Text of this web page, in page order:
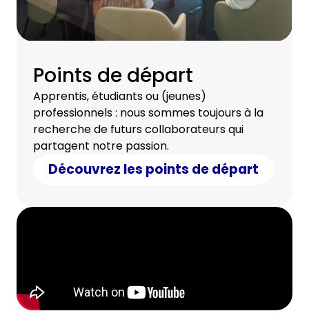
Points de départ
Apprentis, étudiants ou (jeunes)
professionnels : nous sommes toujours à la
recherche de futurs collaborateurs qui
partagent notre passion.
Découvrez les points de départ